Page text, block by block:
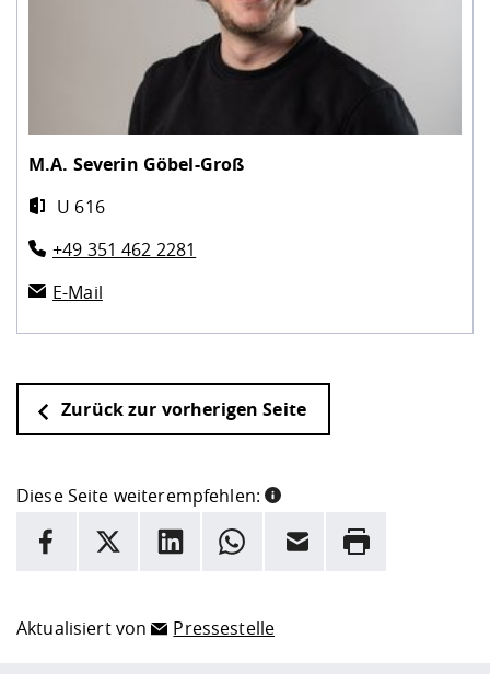
M.A. Severin Göbel-Groß
U 616
+49 351 462 2281
E-Mail
Zurück zur vorherigen Seite
Diese Seite weiterempfehlen:
INFORMATION
Hier stehen weitere Informationen und ein Link zur
Facebook
X LinkedInWhatsappE-Mail Drucken
Aktualisiert von Pressestelle